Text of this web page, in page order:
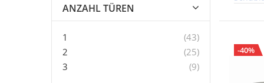
-40%
ANZAHL TÜREN
1 43Artikel
2
25Artikel
3
9Artikel